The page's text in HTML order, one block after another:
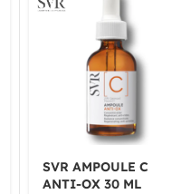
SVR AMPOULE C
ANTI-OX 30 ML